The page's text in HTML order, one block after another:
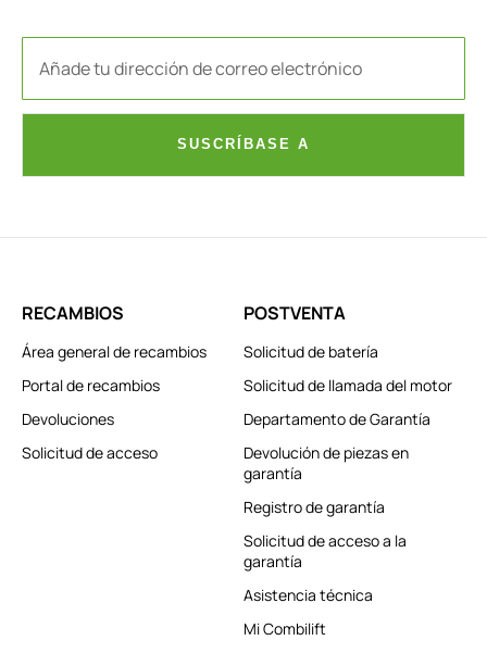
SUSCRÍBASE A
RECAMBIOS
Área general de recambios
Portal de recambios
Devoluciones
Solicitud de acceso
POSTVENTA
Solicitud de batería
Solicitud de llamada del motor
Departamento de Garantía
Devolución de piezas en
garantía
Registro de garantía
Solicitud de acceso a la
garantía
Asistencia técnica
Mi Combilift